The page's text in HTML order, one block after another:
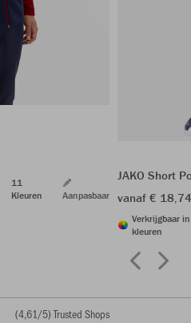
11
Kleuren
Aanpasbaar
JAKO Short
vanaf €
Verkrijgbaar
kleuren
(4,61/5) Trusted Shops